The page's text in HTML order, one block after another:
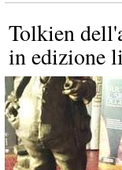
Tolkien
in edizione